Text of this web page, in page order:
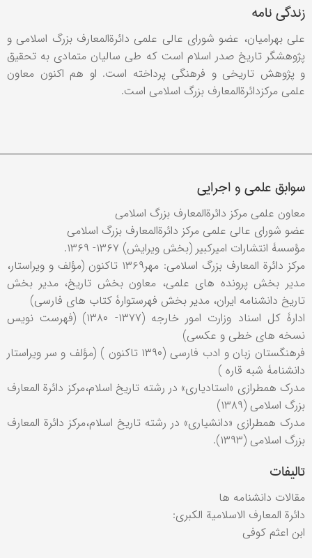
زندگی نامه
علی بهرامیان، عضو شورای عالی علمی دائرةالمعارف بزرگ اسلامی و
پژوهشگر تاریخ صدر اسلام است که طی سالیان متمادی به تحقیق
و پژوهش تاریخی و فرهنگی پرداخته است. او هم اکنون معاون
علمی مرکزدائرةالمعارف بزرگ اسلامی است.
سوابق علمی و اجرایی
معاون علمی مرکز دائرةالمعارف بزرگ اسلامی
عضو شورای عالی علمی مرکز دائرةالمعارف بزرگ اسلامی
مؤسسۀ انتشارات امیرکبیر (بخش ویرایش) ۱۳۶۷- ۱۳۶۹.
مرکز دائرة المعارف بزرگ اسلامی: مهر۱۳۶۹ تاکنون (مؤلف و ویراستار،
مدیر بخش پرونده های علمی، معاون بخش تاریخ، مدیر بخش
تاریخ دانشنامه ایران، مدیر بخش فهرستوارۀ کتاب های فارسی)
ادارۀ کل اسناد وزارت امور خارجه (۱۳۷۷- ۱۳۸۰) (فهرست نویس
نسخه های خطی و عکسی)
فرهنگستان زبان و ادب فارسی (۱۳۹۰ تاکنون ) (مؤلف و سر ویراستار
دانشنامۀ شبه قاره )
مدرک همطرازی «استادیاری» در رشته تاریخ اسلام،مرکز دائرة المعارف
بزرگ اسلامی (۱۳۸۹)
مدرک همطرازی «دانشیاری» در رشته تاریخ اسلام،مرکز دائرة المعارف
بزرگ اسلامی (۱۳۹۳).
تالیفات
مقالات دانشنامه ها
دائرة المعارف الاسلامیة الکبری:
ابن اعثم کوفی